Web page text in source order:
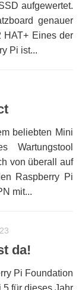
aufgewertet.
genauer
HAT+ Eines der
Pi ist...
beliebten Mini
Wartungstool
von überall auf
Raspberry Pi
mit...
da!
Pi Foundation
5 für dieses Jahr